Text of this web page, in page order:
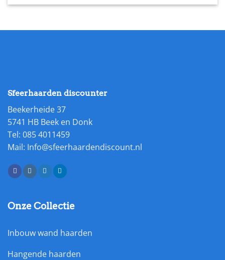
Sfeerhaarden discounter
Beekerheide 37
5741 HB Beek en Donk
Tel: 085 4011459
Mail: Info@sfeerhaardendiscount.nl
Onze Collectie
Inbouw wand haarden
Hangende haarden